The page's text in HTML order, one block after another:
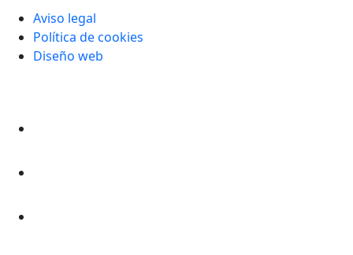
Aviso legal
Política de cookies
Diseño web